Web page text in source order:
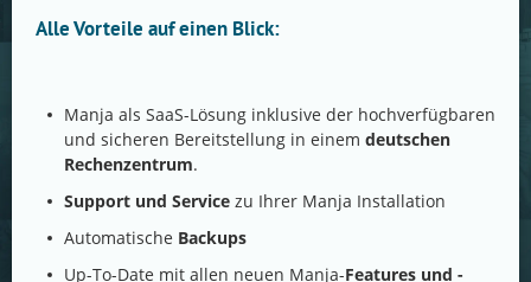
Alle Vorteile auf einen Blick:
Manja als SaaS-Lösung inklusive der hochverfügbaren
und sicheren Bereitstellung in einem deutschen
Rechenzentrum.
Support und Service zu Ihrer Manja Installation
Automatische Backups
Up-To-Date mit allen neuen Manja-Features und -